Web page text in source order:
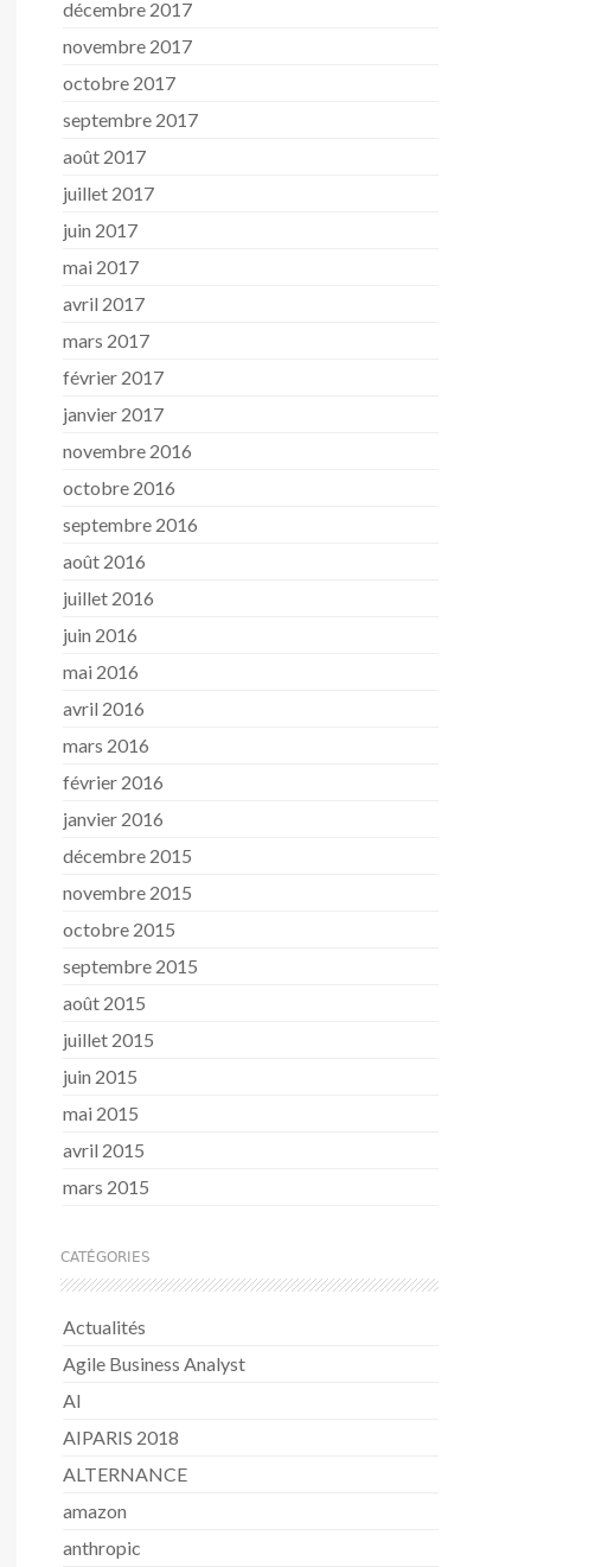
décembre 2017
novembre 2017
octobre 2017
septembre 2017
août 2017
juillet 2017
juin 2017
mai 2017
avril 2017
mars 2017
février 2017
janvier 2017
novembre 2016
octobre 2016
septembre 2016
août 2016
juillet 2016
juin 2016
mai 2016
avril 2016
mars 2016
février 2016
janvier 2016
décembre 2015
novembre 2015
octobre 2015
septembre 2015
août 2015
juillet 2015
juin 2015
mai 2015
avril 2015
mars 2015
CATÉGORIES
Actualités
Agile Business Analyst
AI
AIPARIS 2018
ALTERNANCE
amazon
anthropic